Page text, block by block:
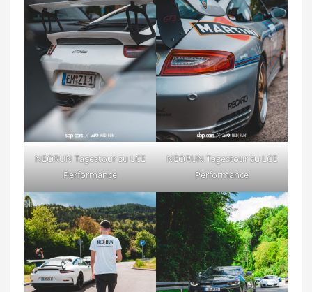
NEORUN Tagestour zu LCE
Performance
NEORUN Tagestour zu LCE
Performance